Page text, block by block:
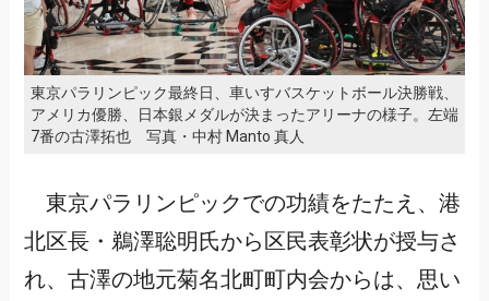
東京パラリンピック最終日、車いすバスケットボール決勝戦、
アメリカ優勝、日本銀メダルが決まったアリーナの様子。左端
7番の古澤拓也 写真・中村 Manto 真人
東京パラリンピックでの功績をたたえ、港
北区長・鵜澤聡明氏から区民表彰状が授与さ
れ、古澤の地元菊名北町町内会からは、思い